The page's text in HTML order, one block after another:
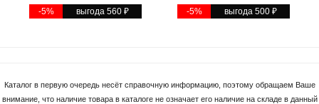
-5% выгода 560 ₽ -5% выгода 500 ₽
Каталог в первую очередь несёт справочную информацию, поэтому обращаем Ваше
внимание, что наличие товара в каталоге не означает его наличие на складе в данный